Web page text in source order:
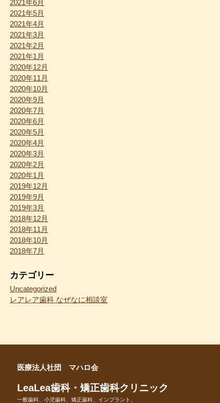
2021年6月
2021年5月
2021年4月
2021年3月
2021年2月
2021年1月
2020年12月
2020年11月
2020年10月
2020年9月
2020年7月
2020年6月
2020年5月
2020年4月
2020年3月
2020年2月
2020年1月
2019年12月
2019年9月
2019年3月
2018年12月
2018年11月
2018年10月
2018年7月
カテゴリー
Uncategorized
レアレア歯科 なぜなに相談室
医療法人社団 マハロ会
LeaLea歯科・矯正歯科クリニック
一般歯科、小児歯科、矯正歯科、インプラント、